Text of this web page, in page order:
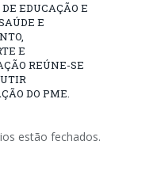
EDUCAÇÃO E
E
E
REÚNE-SE
DO PME.
estão fechados.